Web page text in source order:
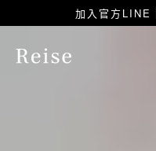
加入官方LINE